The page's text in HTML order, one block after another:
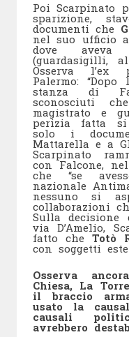
Poi Scarpinato
sparizione,
documenti che
nel suo ufficio
dove
(guardasigilli,
Osserva l’ex
Palermo:
stanza di
sconosciuti
magistrato e
perizia fatta
solo i
Mattarella e a
Scarpinato
con Falcone,
che “se
nazionale
nessuno si
collaborazioni
Sulla
via D’Amelio,
fatto che Totò
con soggetti
Osserva
Chiesa, La
il braccio
usato la
causali
avrebbero